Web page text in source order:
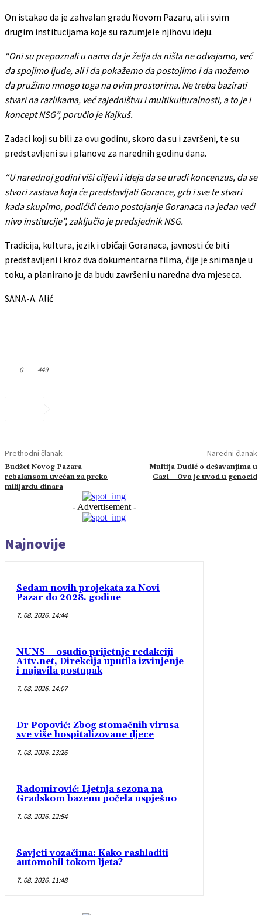
On istakao da je zahvalan gradu Novom Pazaru, ali i svim
drugim institucijama koje su razumjele njihovu ideju.
“Oni su prepoznali u nama da je želja da ništa ne odvajamo, već
da spojimo ljude, ali i da pokažemo da postojimo i da možemo
da pružimo mnogo toga na ovim prostorima. Ne treba bazirati
stvari na razlikama, već zajedništvu i multikulturalnosti, a to je i
koncept NSG”, poručio je Kajkuš.
Zadaci koji su bili za ovu godinu, skoro da su i završeni, te su
predstavljeni su i planove za narednih godinu dana.
“U narednoj godini viši ciljevi i ideja da se uradi koncenzus, da se
stvori zastava koja će predstavljati Gorance, grb i sve te stvari
kada skupimo, podićići ćemo postojanje Goranaca na jedan veći
nivo institucije”, zaključio je predsjednik NSG.
Tradicija, kultura, jezik i običaji Goranaca, javnosti će biti
predstavljeni i kroz dva dokumentarna filma, čije je snimanje u
toku, a planirano je da budu završeni u naredna dva mjeseca.
SANA-A. Alić
0 449
Prethodni članak
Budžet Novog Pazara
rebalansom uvećan za preko
milijardu dinara
Naredni članak
Muftija Dudić o dešavanjima u
Gazi – Ovo je uvod u genocid
- Advertisement -
Najnovije
Sedam novih projekata za Novi
Pazar do 2028. godine
7. 08. 2026. 14:44
NUNS – osudio prijetnje redakciji
A1tv.net, Direkcija uputila izvinjenje
i najavila postupak
7. 08. 2026. 14:07
Dr Popović: Zbog stomačnih virusa
sve više hospitalizovane djece
7. 08. 2026. 13:26
Radomirović: Ljetnja sezona na
Gradskom bazenu počela uspješno
7. 08. 2026. 12:54
Savjeti vozačima: Kako rashladiti
automobil tokom ljeta?
7. 08. 2026. 11:48